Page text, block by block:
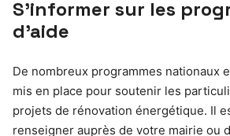
S’informer sur les
d’aide
De nombreux programmes nationaux
mis en place pour soutenir les
projets de rénovation énergétique. Il
renseigner auprès de votre mairie ou